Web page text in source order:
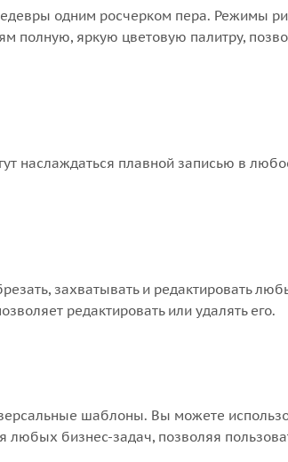
одним росчерком пера. Режимы
полную, яркую цветовую палитру,
наслаждаться плавной записью в
захватывать и редактировать
редактировать или удалять его.
шаблоны. Вы можете
любых бизнес-задач, позволяя